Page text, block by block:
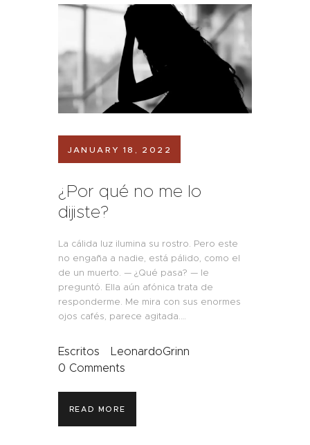
JANUARY 18, 2022
¿Por qué no me lo
dijiste?
La cálida luz ilumina su rostro. Pero este
no engaña a nadie, está pálido, como el
de un muerto. — ¿Qué pasa? — le
preguntó. Ella aún afónica trata de
responderme. Me mira con sus enormes
ojos cafés, parece agitada.…
Escritos
LeonardoGrinn
0 Comments
READ MORE